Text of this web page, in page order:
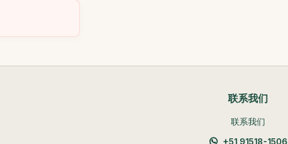
联系我们
联系我们
+51 91518-1506